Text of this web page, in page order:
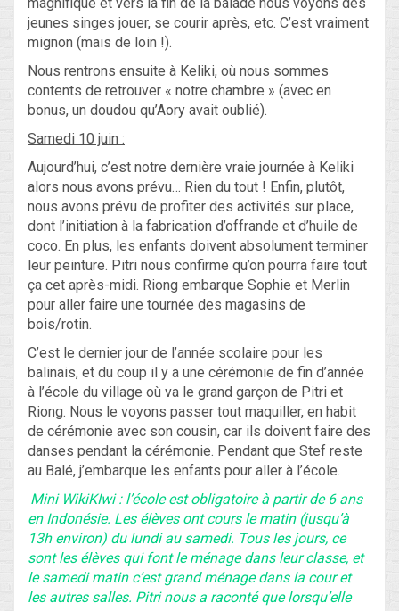
magnifique et vers la fin de la balade nous voyons des
jeunes singes jouer, se courir après, etc. C’est vraiment
mignon (mais de loin !).
Nous rentrons ensuite à Keliki, où nous sommes
contents de retrouver « notre chambre » (avec en
bonus, un doudou qu’Aory avait oublié).
Samedi 10 juin :
Aujourd’hui, c’est notre dernière vraie journée à Keliki
alors nous avons prévu… Rien du tout ! Enfin, plutôt,
nous avons prévu de profiter des activités sur place,
dont l’initiation à la fabrication d’offrande et d’huile de
coco. En plus, les enfants doivent absolument terminer
leur peinture. Pitri nous confirme qu’on pourra faire tout
ça cet après-midi. Riong embarque Sophie et Merlin
pour aller faire une tournée des magasins de
bois/rotin.
C’est le dernier jour de l’année scolaire pour les
balinais, et du coup il y a une cérémonie de fin d’année
à l’école du village où va le grand garçon de Pitri et
Riong. Nous le voyons passer tout maquiller, en habit
de cérémonie avec son cousin, car ils doivent faire des
danses pendant la cérémonie. Pendant que Stef reste
au Balé, j’embarque les enfants pour aller à l’école.
Mini WikiKIwi : l’école est obligatoire à partir de 6 ans
en Indonésie. Les élèves ont cours le matin (jusqu’à
13h environ) du lundi au samedi. Tous les jours, ce
sont les élèves qui font le ménage dans leur classe, et
le samedi matin c’est grand ménage dans la cour et
les autres salles. Pitri nous a raconté que lorsqu’elle